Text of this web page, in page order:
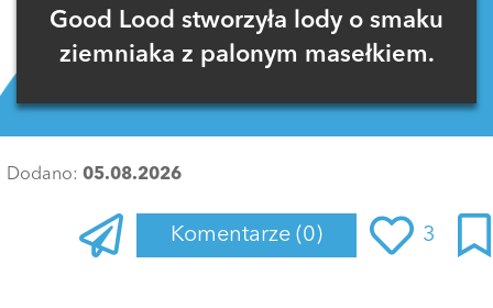
Good Lood stworzyła lody o smaku
ziemniaka z palonym masełkiem.
Dodano: 05.08.2026
Komentarze (0) 3